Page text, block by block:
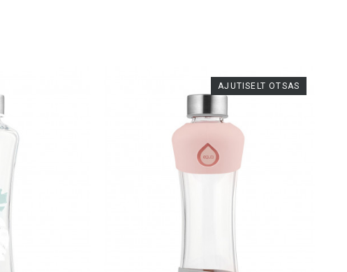
AJUTISELT OTSAS